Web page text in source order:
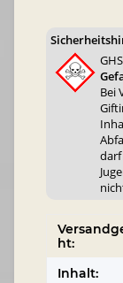
Bei
ht:
Inhalt: